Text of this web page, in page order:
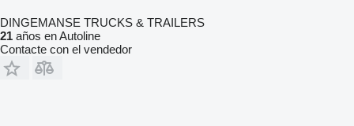
DINGEMANSE TRUCKS & TRAILERS
21 años en Autoline
Contacte con el vendedor